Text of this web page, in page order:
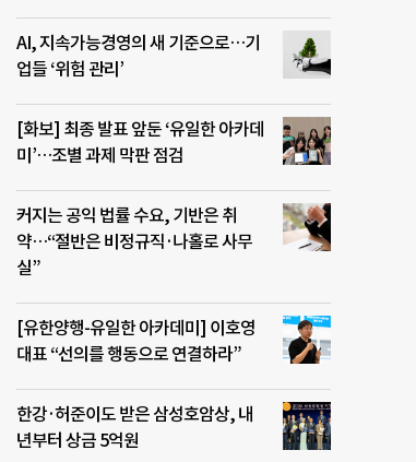
AI, 지속가능경영의 새 기준으로…기
업들 ‘위험 관리’
[화보] 최종 발표 앞둔 ‘유일한 아카데
미’…조별 과제 막판 점검
커지는 공익 법률 수요, 기반은 취
약…“절반은 비정규직·나홀로 사무
실”
[유한양행-유일한 아카데미] 이호영
대표 “선의를 행동으로 연결하라”
한강·허준이도 받은 삼성호암상, 내
년부터 상금 5억원